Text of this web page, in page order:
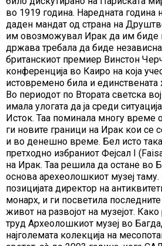
во 1919 година. Наредната година
даден мандат од страна на
им овозможувал Ирак да им биде
држава требала да биде
британскиот премиер Винстон
конференција во Каиро на која
истовремено била и единствената
Во периодот по Втората светска
имала улогата да ја среди
Исток. Таа поминала многу време
ги новите граници на Ирак кои се
и во денешно време. Бел исто
претходно избраниот Фејсал I
на Ирак. Таа решила да остане во
основа арехеолошкиот музеј таму.
позицијата директор на
монарх, и ги посветила
живот на развојот на музејот. Како
труд Археолошкиот музеј во
најголемата колекција на